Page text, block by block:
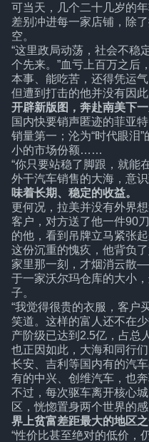
可当天，几个二十几岁的
差别冲进每一家店铺，除
空。
“这里政局动荡，社会不稳
个先来。”血亏上百万之后
本事、能吃苦，还得凭运气
但遭到打击的他并没有因
开辟新版图，奔赴南美下
国内快要销声匿迹的菲亚
销量第一；沦为“时代眼泪
小的市场份额……
“你只要站稳了脚跟，就能
外干汽车销售的大海，意识
味着长期、稳定的收益。
更何况，拉美并没有外界
客户，对方送了他一件90
的他，看到吊牌立马紧张
这份沉重的愧疚，他背负
家里那一刻，才烟消云散
于一家沃尔玛仓库的大小
子。
“我觉得很贵的衣服，客户
笑道。这样的富人还不在
产阶级已达到2.5亿，占总
也正因如此，大海和同行们
长安、吉利等国内有的汽
有的中兴、创维汽车，也奔
不过，每次驱车离开核心
区，恍惚置身两个世界的
界上贫富差距最大的地区之
“性价比甚至绝对的低价，